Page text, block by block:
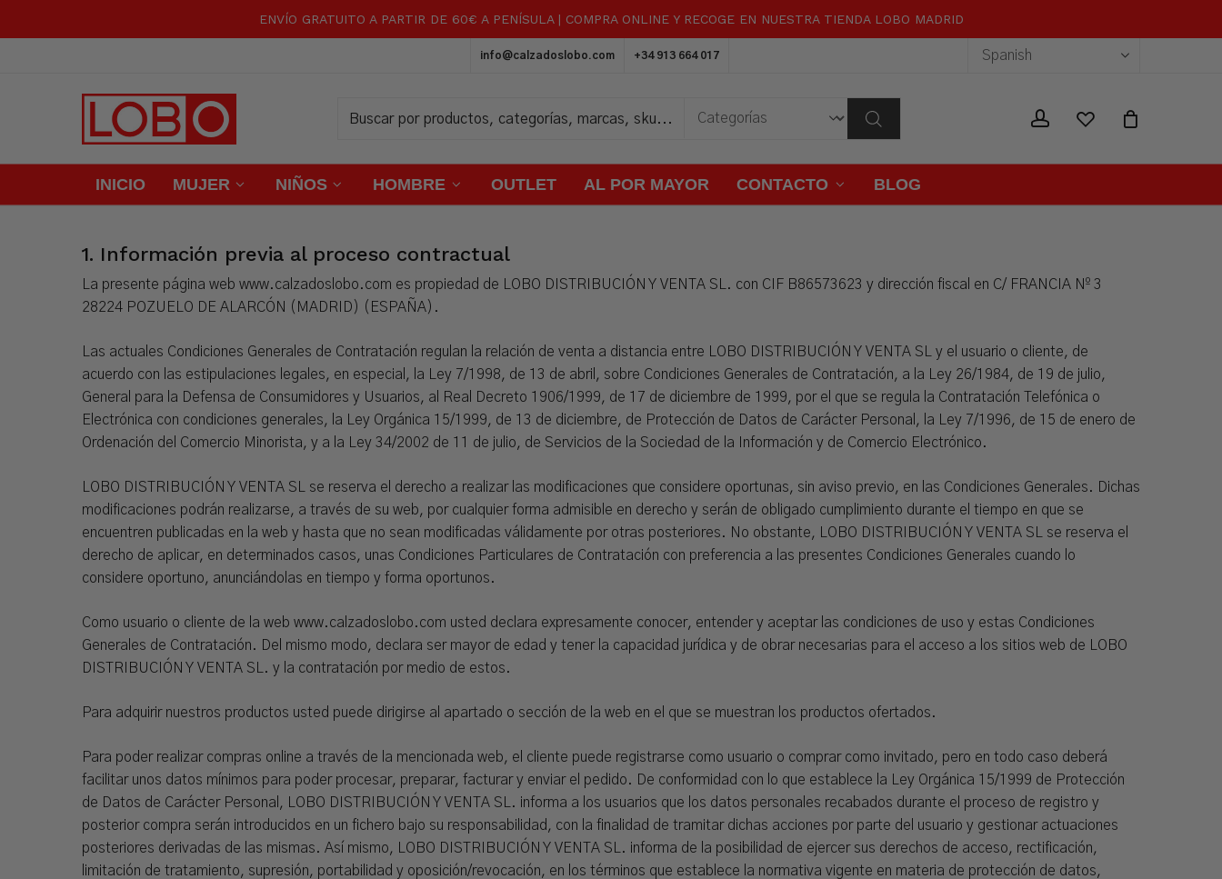
ENVÍO GRATUITO A PARTIR DE 60€ A PENÍSULA | COMPRA ONLINE Y RECOGE EN NUESTRA TIENDA LOBO MADRID
info@calzadoslobo.com +34 913 664 017
accountwishlist
INICIO MUJER NIÑOS HOMBRE OUTLET AL POR MAYOR CONTACTO BLOG
Carrito Close
1. Información previa al proceso contractual
La presente página web www.calzadoslobo.com es propiedad de LOBO DISTRIBUCIÓN Y VENTA SL. con CIF B86573623 y dirección fiscal en C/ FRANCIA Nº 3
28224 POZUELO DE ALARCÓN (MADRID) (ESPAÑA).
Las actuales Condiciones Generales de Contratación regulan la relación de venta a distancia entre LOBO DISTRIBUCIÓN Y VENTA SL y el usuario o cliente, de
acuerdo con las estipulaciones legales, en especial, la Ley 7/1998, de 13 de abril, sobre Condiciones Generales de Contratación, a la Ley 26/1984, de 19 de julio,
General para la Defensa de Consumidores y Usuarios, al Real Decreto 1906/1999, de 17 de diciembre de 1999, por el que se regula la Contratación Telefónica o
Electrónica con condiciones generales, la Ley Orgánica 15/1999, de 13 de diciembre, de Protección de Datos de Carácter Personal, la Ley 7/1996, de 15 de enero de
Ordenación del Comercio Minorista, y a la Ley 34/2002 de 11 de julio, de Servicios de la Sociedad de la Información y de Comercio Electrónico.
LOBO DISTRIBUCIÓN Y VENTA SL se reserva el derecho a realizar las modificaciones que considere oportunas, sin aviso previo, en las Condiciones Generales. Dichas
modificaciones podrán realizarse, a través de su web, por cualquier forma admisible en derecho y serán de obligado cumplimiento durante el tiempo en que se
encuentren publicadas en la web y hasta que no sean modificadas válidamente por otras posteriores. No obstante, LOBO DISTRIBUCIÓN Y VENTA SL se reserva el
derecho de aplicar, en determinados casos, unas Condiciones Particulares de Contratación con preferencia a las presentes Condiciones Generales cuando lo
considere oportuno, anunciándolas en tiempo y forma oportunos.
Como usuario o cliente de la web www.calzadoslobo.com usted declara expresamente conocer, entender y aceptar las condiciones de uso y estas Condiciones
Generales de Contratación. Del mismo modo, declara ser mayor de edad y tener la capacidad jurídica y de obrar necesarias para el acceso a los sitios web de LOBO
DISTRIBUCIÓN Y VENTA SL. y la contratación por medio de estos.
Para adquirir nuestros productos usted puede dirigirse al apartado o sección de la web en el que se muestran los productos ofertados.
Para poder realizar compras online a través de la mencionada web, el cliente puede registrarse como usuario o comprar como invitado, pero en todo caso deberá
facilitar unos datos mínimos para poder procesar, preparar, facturar y enviar el pedido. De conformidad con lo que establece la Ley Orgánica 15/1999 de Protección
de Datos de Carácter Personal, LOBO DISTRIBUCIÓN Y VENTA SL. informa a los usuarios que los datos personales recabados durante el proceso de registro y
posterior compra serán introducidos en un fichero bajo su responsabilidad, con la finalidad de tramitar dichas acciones por parte del usuario y gestionar actuaciones
posteriores derivadas de las mismas. Así mismo, LOBO DISTRIBUCIÓN Y VENTA SL. informa de la posibilidad de ejercer sus derechos de acceso, rectificación,
limitación de tratamiento, supresión, portabilidad y oposición/revocación, en los términos que establece la normativa vigente en materia de protección de datos,